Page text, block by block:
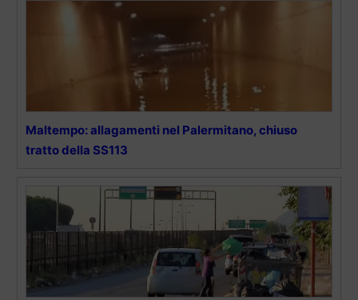
Maltempo: allagamenti nel Palermitano, chiuso
tratto della SS113